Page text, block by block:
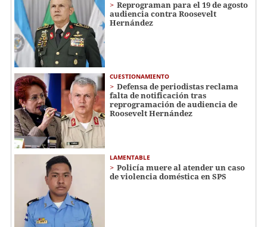
Reprograman para el 19 de agosto
audiencia contra Roosevelt
Hernández
CUESTIONAMIENTO
Defensa de periodistas reclama
falta de notificación tras
reprogramación de audiencia de
Roosevelt Hernández
LAMENTABLE
Policía muere al atender un caso
de violencia doméstica en SPS